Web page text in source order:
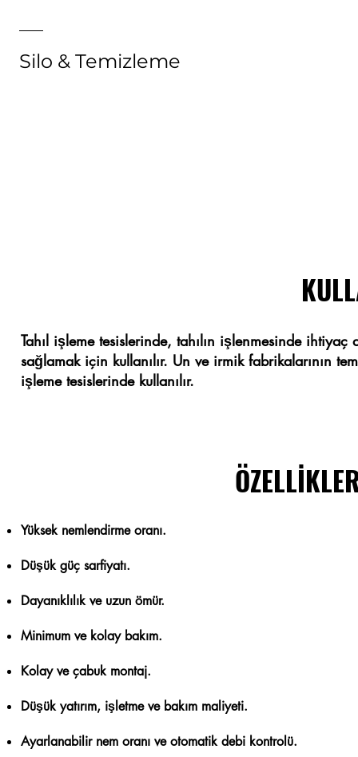
Silo & Temizleme
Tahıl işleme tesislerinde, tahılın işlenmesinde
sağlamak için kullanılır. Un ve irmik fabrikalarının
işleme tesislerinde kullanılır.
Yüksek nemlendirme oranı.
Düşük güç sarfiyatı.
Dayanıklılık ve uzun ömür.
Minimum ve kolay bakım.
Kolay ve çabuk montaj.
Düşük yatırım, işletme ve bakım maliyeti.
Ayarlanabilir nem oranı ve otomatik debi kontrolü.